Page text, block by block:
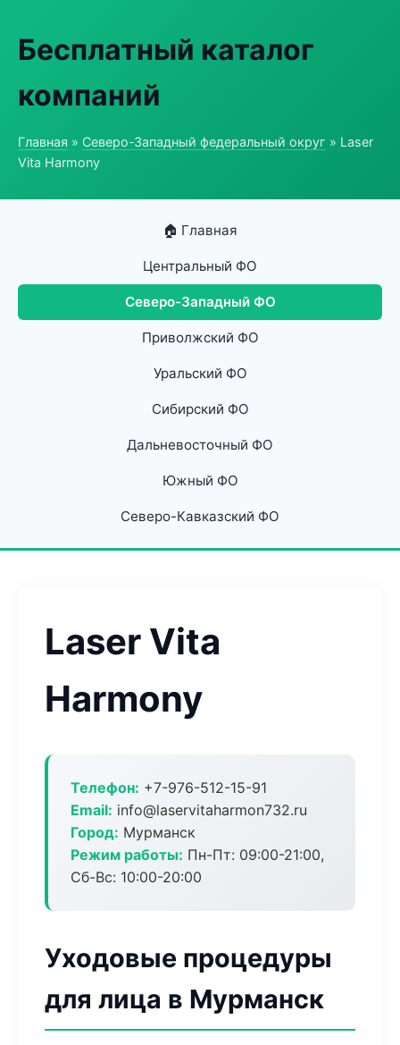
Бесплатный каталог
компаний
Главная » Северо-Западный федеральный округ » Laser
Vita Harmony
🏠 Главная
Центральный ФО
Северо-Западный ФО
Приволжский ФО
Уральский ФО
Сибирский ФО
Дальневосточный ФО
Южный ФО
Северо-Кавказский ФО
Laser Vita
Harmony
Телефон: +7-976-512-15-91
Email: info@laservitaharmon732.ru
Город: Мурманск
Режим работы: Пн-Пт: 09:00-21:00,
Сб-Вс: 10:00-20:00
Уходовые процедуры
для лица в Мурманск